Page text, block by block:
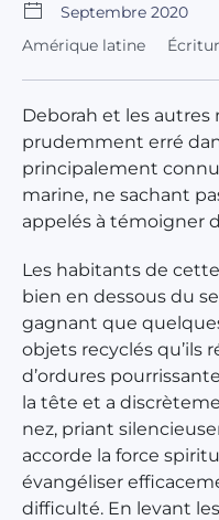
Septembre 2020
Amérique latine
Deborah et les autres
prudemment erré
principalement
marine, ne sachant
appelés à témoigner
Les habitants de
bien en dessous du
gagnant que
objets recyclés qu’ils
d’ordures
la tête et a
nez, priant
accorde la force
évangéliser
difficulté. En levant